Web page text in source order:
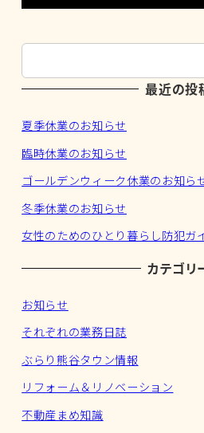
最近の投
夏季休業のお知らせ
臨時休業のお知らせ
ゴールデンウィーク休業のお知ら
冬季休業のお知らせ
女性のためのひとり暮らし防犯ガ
カテゴリ
お知らせ
それぞれの業務日誌
ぶらり熊谷タウン情報
リフォーム＆リノベーション
不動産まめ知識